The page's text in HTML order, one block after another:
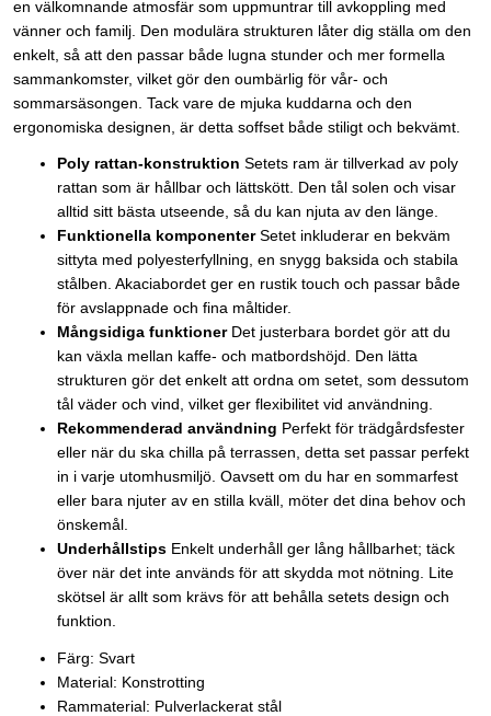
en välkomnande atmosfär som uppmuntrar till avkoppling med
vänner och familj. Den modulära strukturen låter dig ställa om den
enkelt, så att den passar både lugna stunder och mer formella
sammankomster, vilket gör den oumbärlig för vår- och
sommarsäsongen. Tack vare de mjuka kuddarna och den
ergonomiska designen, är detta soffset både stiligt och bekvämt.
Poly rattan-konstruktion Setets ram är tillverkad av poly
rattan som är hållbar och lättskött. Den tål solen och visar
alltid sitt bästa utseende, så du kan njuta av den länge.
Funktionella komponenterSetet inkluderar en bekväm
sittyta med polyesterfyllning, en snygg baksida och stabila
stålben. Akaciabordet ger en rustik touch och passar både
för avslappnade och fina måltider.
Mångsidiga funktionerDet justerbara bordet gör att du
kan växla mellan kaffe- och matbordshöjd. Den lätta
strukturen gör det enkelt att ordna om setet, som dessutom
tål väder och vind, vilket ger flexibilitet vid användning.
Rekommenderad användning Perfekt för trädgårdsfester
eller när du ska chilla på terrassen, detta set passar perfekt
in i varje utomhusmiljö. Oavsett om du har en sommarfest
eller bara njuter av en stilla kväll, möter det dina behov och
önskemål.
Underhållstips Enkelt underhåll ger lång hållbarhet; täck
över när det inte används för att skydda mot nötning. Lite
skötsel är allt som krävs för att behålla setets design och
funktion.
Färg: Svart
Material: Konstrotting
Rammaterial: Pulverlackerat stål